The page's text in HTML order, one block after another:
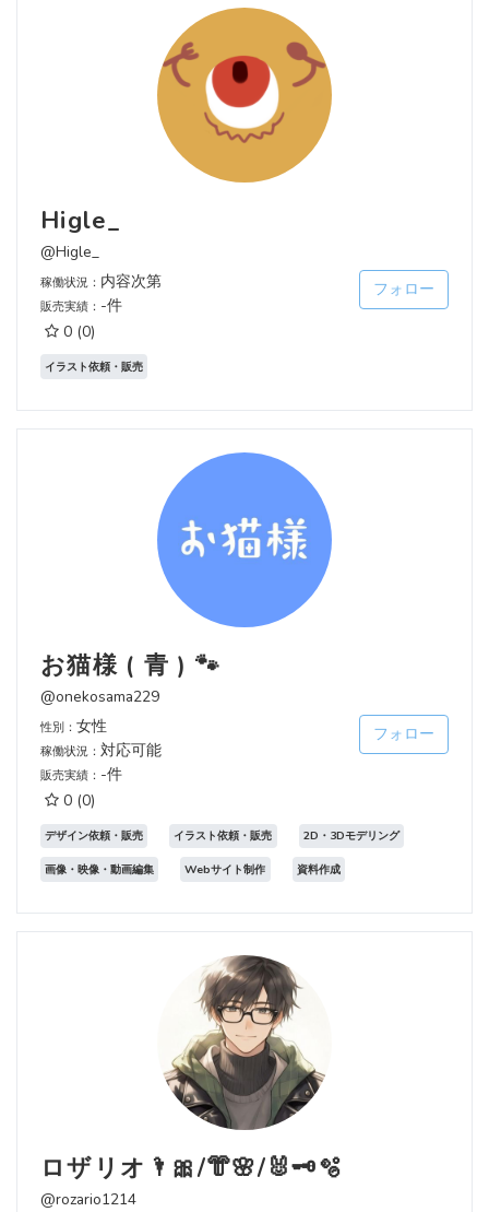
Higle_
@Higle_
稼働状況： 内容次第
販売実績： -件
0 (0)
フォロー
イラスト依頼・販売
お猫様 ( 青 ) 🐾
@onekosama229
性別： 女性
稼働状況： 対応可能
販売実績： -件
0 (0)
フォロー
デザイン依頼・販売 イラスト依頼・販売 2D・3Dモデリング
画像・映像・動画編集 Webサイト制作 資料作成
ロザリオ🌂🎀/👘🌸/🐰🗝️🫧
@rozario1214